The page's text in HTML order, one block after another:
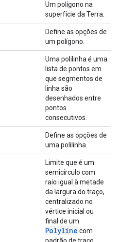
Um polígono na
superfície da Terra.
Define as opções de
um polígono.
Uma polilinha é uma
lista de pontos em
que segmentos de
linha são
desenhados entre
pontos
consecutivos.
Define as opções de
uma polilinha.
Limite que é um
semicírculo com
raio igual à metade
da largura do traço,
centralizado no
vértice inicial ou
final de um
Polyline com